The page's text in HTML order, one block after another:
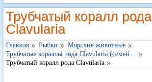
Трубчатый коралл рода
Clavularia
Главная Рыбки
Морские животные
Трубчатые кораллы рода Clavularia (семей…
Трубчатый коралл рода Clavularia